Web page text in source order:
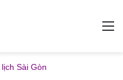
lịch Sài Gòn